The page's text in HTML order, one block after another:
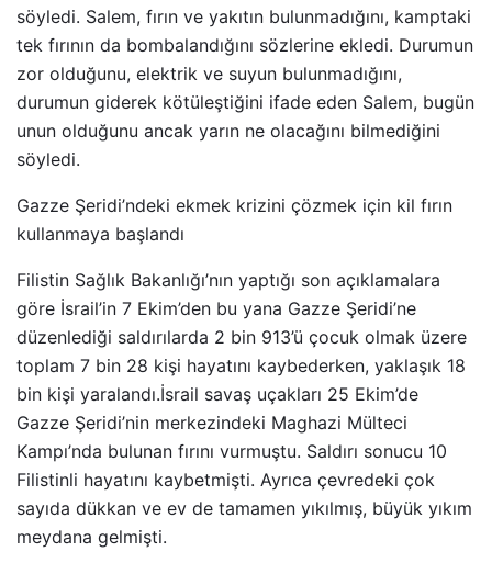
söyledi. Salem, fırın ve yakıtın bulunmadığını, kamptaki
tek fırının da bombalandığını sözlerine ekledi. Durumun
zor olduğunu, elektrik ve suyun bulunmadığını,
durumun giderek kötüleştiğini ifade eden Salem, bugün
unun olduğunu ancak yarın ne olacağını bilmediğini
söyledi.
Gazze Şeridi’ndeki ekmek krizini çözmek için kil fırın
kullanmaya başlandı
Filistin Sağlık Bakanlığı’nın yaptığı son açıklamalara
göre İsrail’in 7 Ekim’den bu yana Gazze Şeridi’ne
düzenlediği saldırılarda 2 bin 913’ü çocuk olmak üzere
toplam 7 bin 28 kişi hayatını kaybederken, yaklaşık 18
bin kişi yaralandı.İsrail savaş uçakları 25 Ekim’de
Gazze Şeridi’nin merkezindeki Maghazi Mülteci
Kampı’nda bulunan fırını vurmuştu. Saldırı sonucu 10
Filistinli hayatını kaybetmişti. Ayrıca çevredeki çok
sayıda dükkan ve ev de tamamen yıkılmış, büyük yıkım
meydana gelmişti.